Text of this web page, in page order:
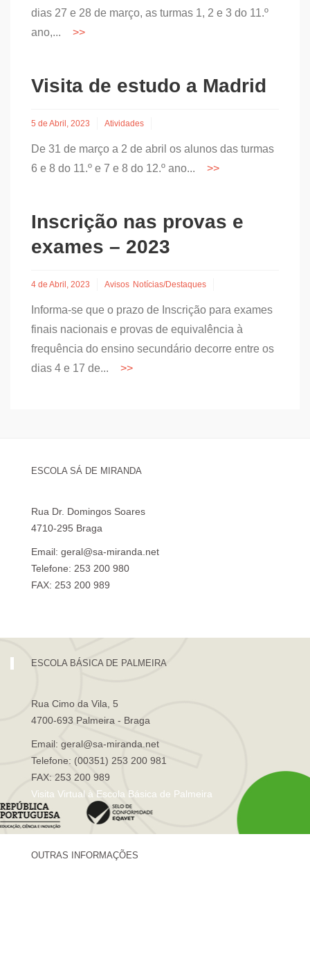
dias 27 e 28 de março, as turmas 1, 2 e 3 do 11.º
ano,...
Visita de estudo a Madrid
5 de Abril, 2023 Atividades
De 31 de março a 2 de abril os alunos das turmas
6 e 8 do 11.º e 7 e 8 do 12.º ano...
Inscrição nas provas e
exames – 2023
4 de Abril, 2023 Avisos Notícias/Destaques
Informa-se que o prazo de Inscrição para exames
finais nacionais e provas de equivalência à
frequência do ensino secundário decorre entre os
dias 4 e 17 de...
ESCOLA SÁ DE MIRANDA
Rua Dr. Domingos Soares
4710-295 Braga
Email: geral@sa-miranda.net
Telefone: 253 200 980
FAX: 253 200 989
ESCOLA BÁSICA DE PALMEIRA
Rua Cimo da Vila, 5
4700-693 Palmeira - Braga
Email: geral@sa-miranda.net
Telefone: (00351) 253 200 981
FAX: 253 200 989
Visita Virtual à Escola Básica de Palmeira
OUTRAS INFORMAÇÕES